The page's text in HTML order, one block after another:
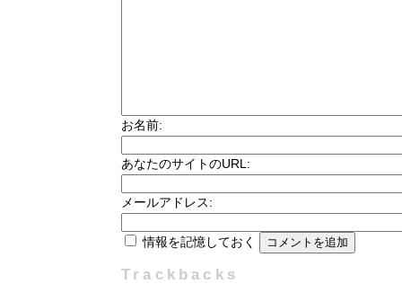
お名前:
あなたのサイトのURL:
メールアドレス:
情報を記憶しておく
Trackbacks